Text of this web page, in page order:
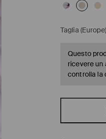
Taglia (Europe)
Questo
ricevere un
controlla la